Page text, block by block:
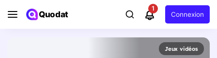
Quodat
1
Connexion
Jeux vidéos